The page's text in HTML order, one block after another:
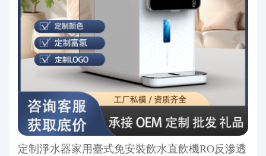
定制淨水器家用臺式免安裝飲水直飲機RO反滲透